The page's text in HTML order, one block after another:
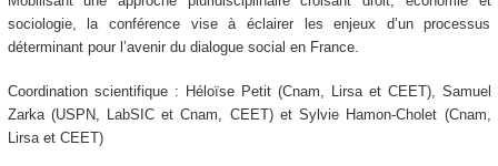
sociologie, la conférence vise à éclairer les enjeux d’un processus
déterminant pour l’avenir du dialogue social en France.
Coordination scientifique : Héloïse Petit (Cnam, Lirsa et CEET), Samuel
Zarka (USPN, LabSIC et Cnam, CEET) et Sylvie Hamon-Cholet (Cnam,
Lirsa et CEET)